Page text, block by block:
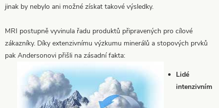
jinak by nebylo ani možné získat takové výsledky.
MRI postupně vyvinula řadu produktů připravených pro cílové
zákazníky. Díky extenzivnímu výzkumu minerálů a stopových prvků
pak Andersonovi přišli na zásadní fakta:
Lidé
intenzivním